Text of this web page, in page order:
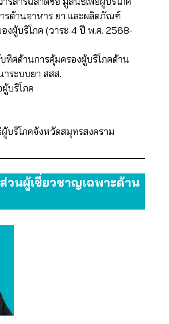
รด้านอาหาร ยา และผลิตภัณฑ์
งผู้บริโภค (วาระ 4 ปี พ.ศ. 2568-
ทิศด้านการคุ้มครองผู้บริโภคด้าน
ระบบยา สสส.
ผู้บริโภค
บริโภคจังหวัดสมุทรสงคราม
วนผู้เชี่ยวชาญเฉพาะด้าน